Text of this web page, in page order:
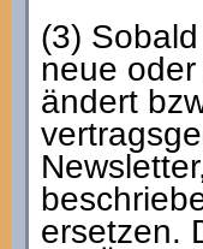
(3)
neue
ändert
ersetzen.